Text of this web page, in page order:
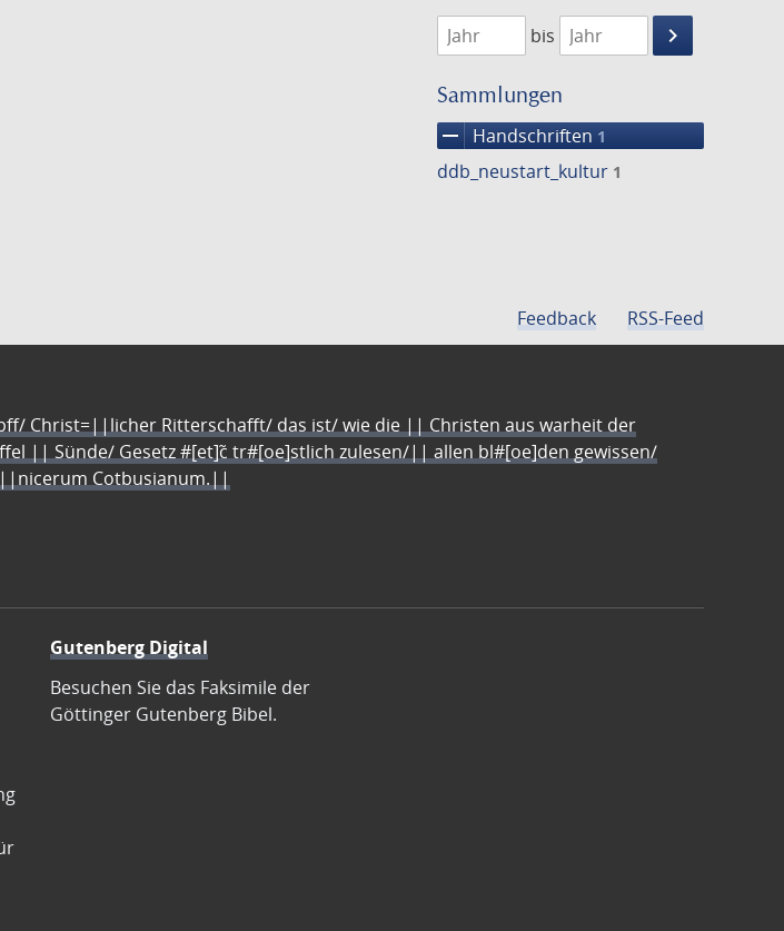
1474
1475
bis
keyboard_arrow_right
Suche
Sammlungen
remove Handschriften 1
ddb_neustart_kultur 1
Feedback RSS-Feed
Christ=||licher Ritterschafft/ das ist/ wie die || Christen aus warheit der
|| Sünde/ Gesetz #[et]c̃ tr#[oe]stlich zulesen/|| allen bl#[oe]den gewissen/
Cotbusianum.||
Gutenberg Digital
Besuchen Sie das Faksimile der
Göttinger Gutenberg Bibel.